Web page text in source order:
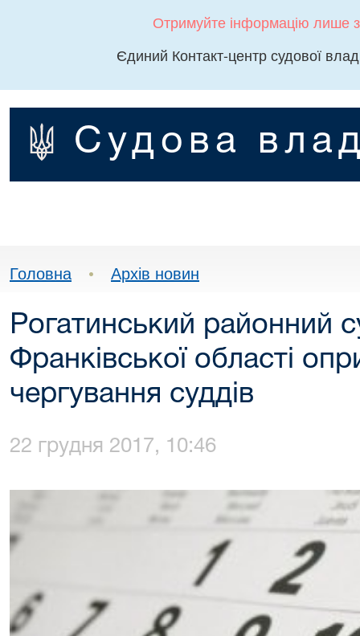
Отримуйте інформацію лише
Єдиний Контакт-центр судової
Судова
Головна • Архів новин
Рогатинський районний
Франківської області
чергування суддів
22 грудня 2017, 10:46